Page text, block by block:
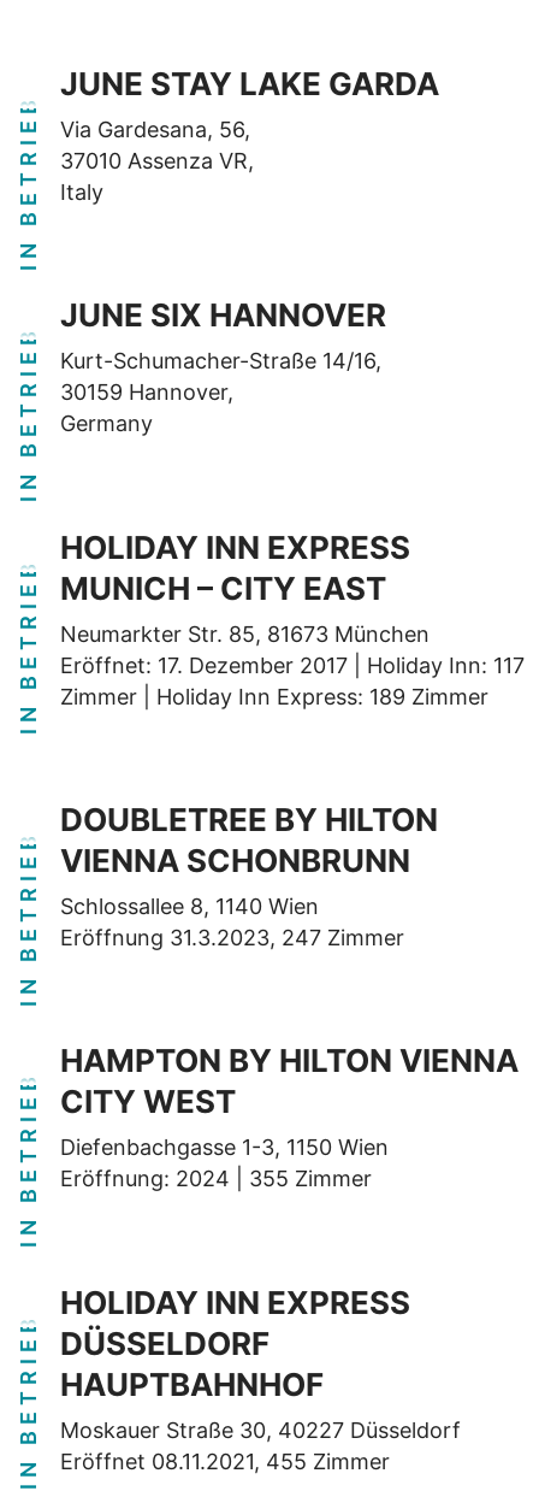
IN BETRIEB
JUNE STAY LAKE GARDA
Via Gardesana, 56,
37010 Assenza VR,
Italy
IN BETRIEB
JUNE SIX HANNOVER
Kurt-Schumacher-Straße 14/16,
30159 Hannover,
Germany
IN BETRIEB
HOLIDAY INN EXPRESS
MUNICH – CITY EAST
Neumarkter Str. 85, 81673 München
Eröffnet: 17. Dezember 2017 | Holiday Inn: 117
Zimmer | Holiday Inn Express: 189 Zimmer
IN BETRIEB
DOUBLETREE BY HILTON
VIENNA SCHONBRUNN
Schlossallee 8, 1140 Wien
Eröffnung 31.3.2023, 247 Zimmer
IN BETRIEB
HAMPTON BY HILTON VIENNA
CITY WEST
Diefenbachgasse 1-3, 1150 Wien
Eröffnung: 2024 | 355 Zimmer
IN BETRIEB
HOLIDAY INN EXPRESS
DÜSSELDORF
HAUPTBAHNHOF
Moskauer Straße 30, 40227 Düsseldorf
Eröffnet 08.11.2021, 455 Zimmer